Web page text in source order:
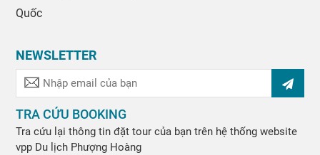
Quốc
NEWSLETTER
TRA CỨU BOOKING
Tra cứu lại thông tin đặt tour của bạn trên hệ thống website
vpp Du lịch Phượng Hoàng